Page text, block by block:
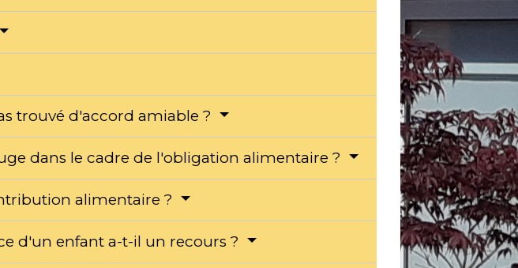
trouvé d'accord amiable ?
dans le cadre de l'obligation alimentaire ?
alimentaire ?
d'un enfant a-t-il un recours ?